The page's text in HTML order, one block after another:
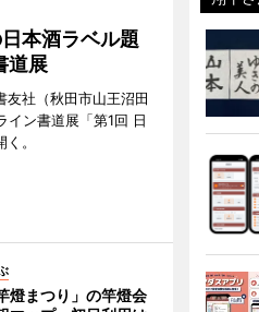
本酒ラベル題
道展
友社（秋田市山王沼田
イン書道展「第1回 日
。
燈まつり」の竿燈会